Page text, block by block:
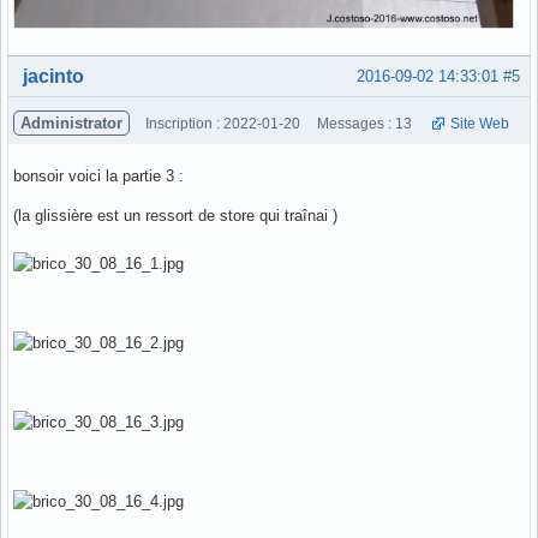
Hors ligne #5
2016-09-02 14:33:01
jacinto
Administrator Inscription : 2022-01-20 Messages : 13 Site Web
bonsoir voici la partie 3 :
(la glissière est un ressort de store qui traînai )